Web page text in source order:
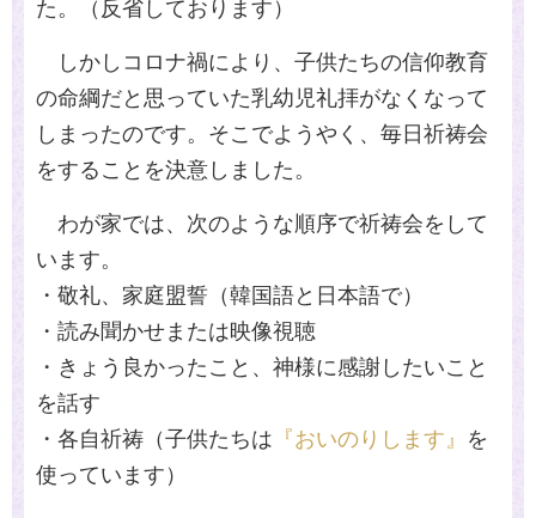
た。（反省しております）
しかしコロナ禍により、子供たちの信仰教育
の命綱だと思っていた乳幼児礼拝がなくなって
しまったのです。そこでようやく、毎日祈祷会
をすることを決意しました。
わが家では、次のような順序で祈祷会をして
います。
・敬礼、家庭盟誓（韓国語と日本語で）
・読み聞かせまたは映像視聴
・きょう良かったこと、神様に感謝したいこと
を話す
・各自祈祷（子供たちは 『おいのりします』 を
使っています）